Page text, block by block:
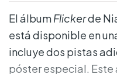
El álbumFlickerde
está disponible en
incluye dos pistas
póster especial.